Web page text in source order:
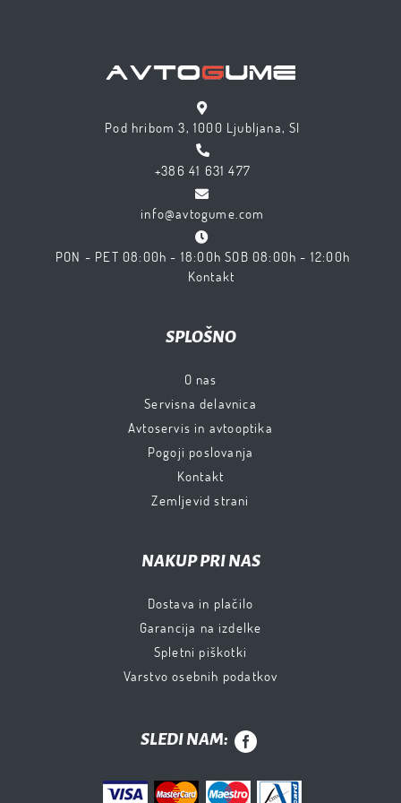
Pod hribom 3, 1000 Ljubljana, SI
+386 41 631 477
info@avtogume.com
PON - PET 08:00h - 18:00h SOB 08:00h - 12:00h
Kontakt
SPLOŠNO
O nas
Servisna delavnica
Avtoservis in avtooptika
Pogoji poslovanja
Kontakt
Zemljevid strani
NAKUP PRI NAS
Dostava in plačilo
Garancija na izdelke
Spletni piškotki
Varstvo osebnih podatkov
SLEDI NAM: